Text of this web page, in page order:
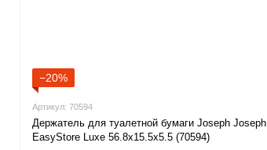
−20%
Артикул: 70594
Держатель для туалетной бумаги Joseph Joseph
EasyStore Luxe 56.8х15.5х5.5 (70594)